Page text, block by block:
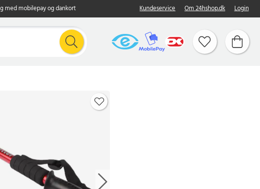
med mobilepay og dankort Kundeservice Om 24hshop.dk Login